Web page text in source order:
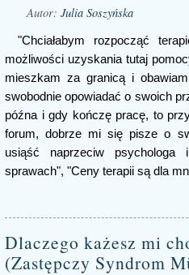
Autor: Julia Soszyńska
"Chciałabym rozpocząć
możliwości uzyskania tutaj
mieszkam za granicą i
swobodnie opowiadać o swoich
późna i gdy kończę pracę, to
forum, dobrze mi się pisze o
usiąść naprzeciw
sprawach", "Ceny terapii są dla
Dlaczego każesz mi
(Zastępczy Syndrom